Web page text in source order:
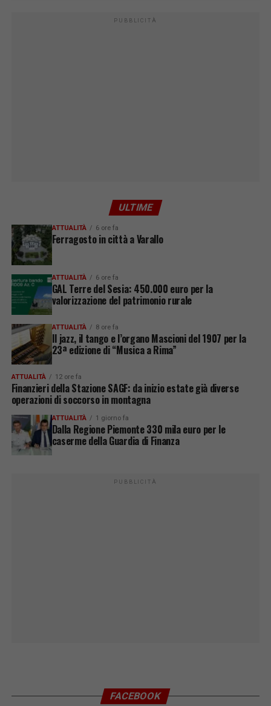
PUBBLICITÀ
ULTIME
ATTUALITÀ 6 ore fa
Ferragosto in città a Varallo
ATTUALITÀ 6 ore fa
GAL Terre del Sesia: 450.000 euro per la
valorizzazione del patrimonio rurale
ATTUALITÀ 8 ore fa
Il jazz, il tango e l’organo Mascioni del 1907 per la
23ª edizione di “Musica a Rima”
ATTUALITÀ 12 ore fa
Finanzieri della Stazione SAGF: da inizio estate già diverse
operazioni di soccorso in montagna
ATTUALITÀ 1 giorno fa
Dalla Regione Piemonte 330 mila euro per le
caserme della Guardia di Finanza
PUBBLICITÀ
FACEBOOK